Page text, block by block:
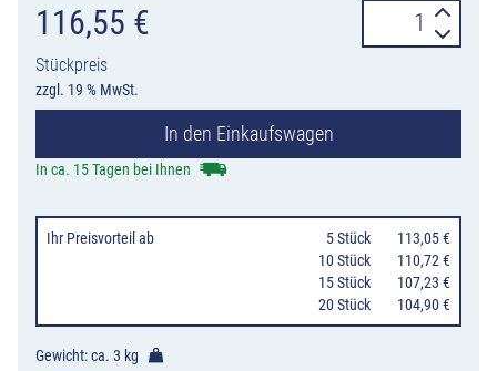
116,55 €
Stückpreis
zzgl. 19 % MwSt.
Standpfosten
mit
für
verzinkt
/
anthrazit
Menge
In den Einkaufswagen
In ca. 15 Tagen bei Ihnen
Ihr Preisvorteil ab 5 Stück
113,05 €
10 Stück
110,72 €
15 Stück
107,23 €
20 Stück
104,90 €
Gewicht: ca. 3 kg